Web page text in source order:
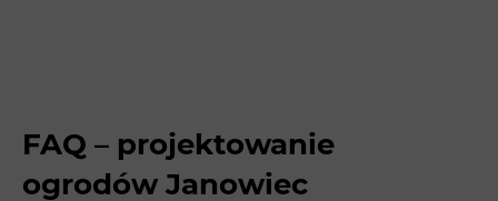
FAQ – projektowanie
ogrodów Janowiec